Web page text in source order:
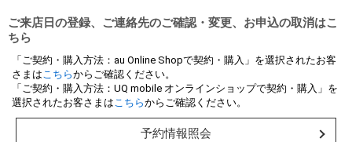
ご来店日の登録、ご連絡先のご確認・変更、お申込の取消はこ
ちら
「ご契約・購入方法：au Online Shopで契約・購入」を選択されたお客
さまはこちらからご確認ください。
「ご契約・購入方法：UQ mobile オンラインショップで契約・購入」を
選択されたお客さまはこちらからご確認ください。
予約情報照会